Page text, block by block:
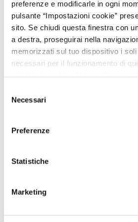
preferenze e modificarle in ogni
pulsante “Impostazioni cookie”
sito. Se chiudi questa finestra con
a destra, proseguirai nella
memorizzati sul tuo dispositivo i
necessari per il funzionamento di
delNecessari
Preferenze
Statistiche
Marketing
SAGRE, FIERE E
MERCATI
Sagra del Totano di
Capraia
a Isola di Capraia
event
Vivere